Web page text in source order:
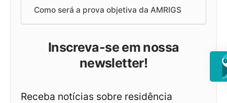
Como será a prova objetiva da AMRIGS
Inscreva-se em nossa
newsletter!
Receba notícias sobre residência